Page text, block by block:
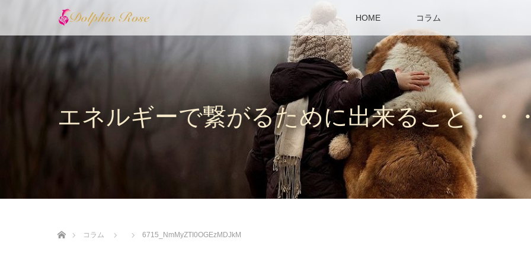
HOME コラム
エネルギーで繋がるために出来ること・・
コラム
6715_NmMyZTI0OGEzMDJkM